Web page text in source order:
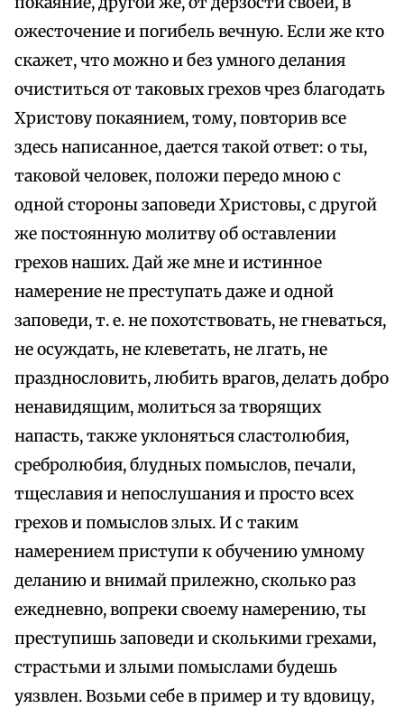
ожесточение и погибель вечную. Если же кто
скажет, что можно и без умного делания
очиститься от таковых грехов чрез благодать
Христову покаянием, тому, повторив все
здесь написанное, дается такой ответ: о ты,
таковой человек, положи передо мною с
одной стороны заповеди Христовы, с другой
же постоянную молитву об оставлении
грехов наших. Дай же мне и истинное
намерение не преступать даже и одной
заповеди, т. е. не похотствовать, не гневаться,
не осуждать, не клеветать, не лгать, не
празднословить, любить врагов, делать добро
ненавидящим, молиться за творящих
напасть, также уклоняться сластолюбия,
сребролюбия, блудных помыслов, печали,
тщеславия и непослушания и просто всех
грехов и помыслов злых. И с таким
намерением приступи к обучению умному
деланию и внимай прилежно, сколько раз
ежедневно, вопреки своему намерению, ты
преступишь заповеди и сколькими грехами,
страстьми и злыми помыслами будешь
уязвлен. Возьми себе в пример и ту вдовицу,